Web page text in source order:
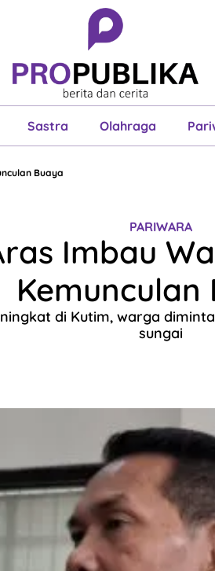
Sastra Olahraga
Cerita Esai Justisia
Pariwara
Buaya
PARIWARA
Imbau
Kemunculan
di Kutim, warga
sungai